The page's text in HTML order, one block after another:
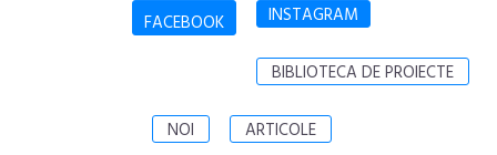
FACEBOOK INSTAGRAM
BIBLIOTECA DE PROIECTE
NOI ARTICOLE